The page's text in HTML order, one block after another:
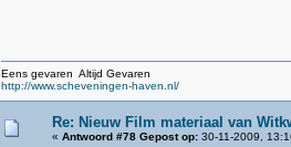
Eens gevaren Altijd Gevaren
http://www.scheveningen-haven.nl/
Re: Nieuw Film materiaal van
« Antwoord #78 Gepost op:30-11-2009,